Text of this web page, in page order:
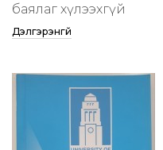
баялаг хүлээхгүй
Дэлгэрэнгүй